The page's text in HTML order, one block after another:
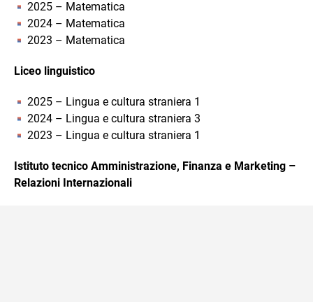
2025 – Matematica
2024 – Matematica
2023 – Matematica
Liceo linguistico
2025 – Lingua e cultura straniera 1
2024 – Lingua e cultura straniera 3
2023 – Lingua e cultura straniera 1
Istituto tecnico Amministrazione, Finanza e Marketing –
Relazioni Internazionali